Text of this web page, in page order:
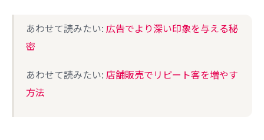
あわせて読みたい: 広告でより深い印象を与える秘
密
あわせて読みたい: 店舗販売でリピート客を増やす
方法